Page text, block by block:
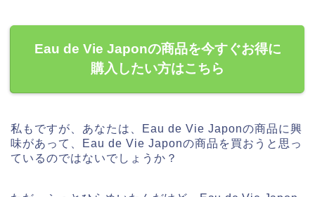
Eau de Vie Japonの商品を今すぐお得に
購入したい方はこちら
私もですが、あなたは、Eau de Vie Japonの商品に興
味があって、Eau de Vie Japonの商品を買おうと思っ
ているのではないでしょうか？